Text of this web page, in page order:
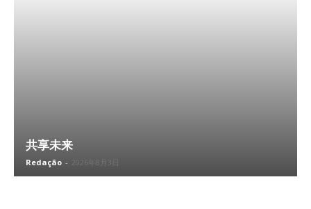
共享未来
Redação - 2026年8月3日